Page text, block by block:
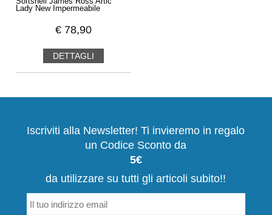
Lady New Impermeabile
€ 78,90
DETTAGLI
Iscriviti alla Newsletter! Ti invieremo in regalo
un Codice Sconto da
5€
da utilizzare su tutti gli articoli subito!!